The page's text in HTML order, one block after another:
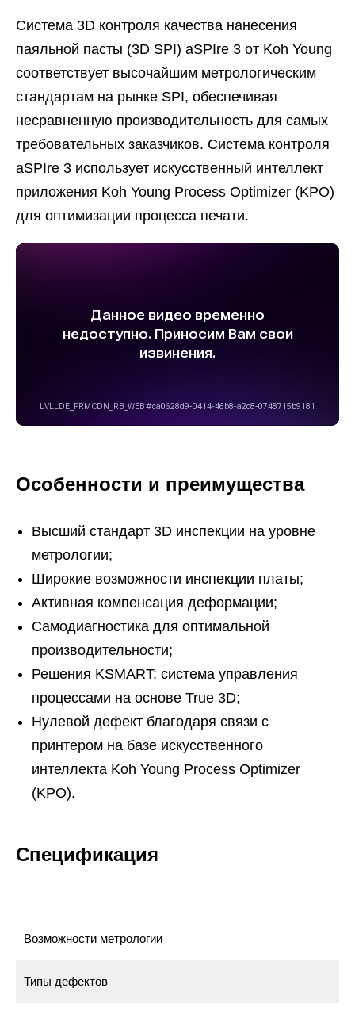
Система 3D контроля качества нанесения
паяльной пасты (3D SPI) aSPIre 3 от Koh Young
соответствует высочайшим метрологическим
стандартам на рынке SPI, обеспечивая
несравненную производительность для самых
требовательных заказчиков. Система контроля
aSPIre 3 использует искусственный интеллект
приложения Koh Young Process Optimizer (KPO)
для оптимизации процесса печати.
Особенности и преимущества
Высший стандарт 3D инспекции на уровне
метрологии;
Широкие возможности инспекции платы;
Активная компенсация деформации;
Самодиагностика для оптимальной
производительности;
Решения KSMART: система управления
процессами на основе True 3D;
Нулевой дефект благодаря связи с
принтером на базе искусственного
интеллекта Koh Young Process Optimizer
(KPO).
Спецификация
Возможности метрологии
Типы дефектов